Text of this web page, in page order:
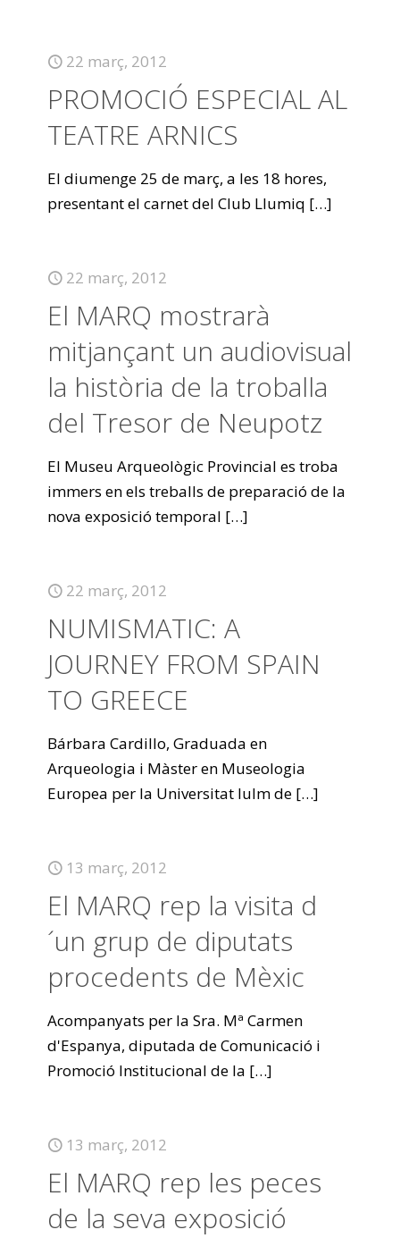
22 març, 2012
PROMOCIÓ ESPECIAL AL
TEATRE ARNICS
El diumenge 25 de març, a les 18 hores,
presentant el carnet del Club Llumiq […]
22 març, 2012
El MARQ mostrarà
mitjançant un audiovisual
la història de la troballa
del Tresor de Neupotz
El Museu Arqueològic Provincial es troba
immers en els treballs de preparació de la
nova exposició temporal […]
22 març, 2012
NUMISMATIC: A
JOURNEY FROM SPAIN
TO GREECE
Bárbara Cardillo, Graduada en
Arqueologia i Màster en Museologia
Europea per la Universitat Iulm de […]
13 març, 2012
El MARQ rep la visita d
´un grup de diputats
procedents de Mèxic
Acompanyats per la Sra. Mª Carmen
d'Espanya, diputada de Comunicació i
Promoció Institucional de la […]
13 març, 2012
El MARQ rep les peces
de la seva exposició